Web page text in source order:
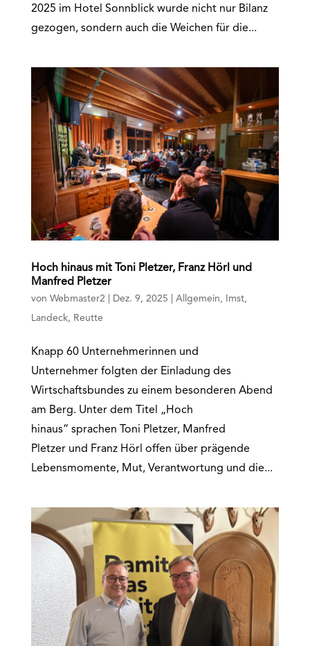
2025 im Hotel Sonnblick wurde nicht nur Bilanz
gezogen, sondern auch die Weichen für die...
Hoch hinaus mit Toni Pletzer, Franz Hörl und
Manfred Pletzer
von Webmaster2 Dez. 9, 2025 Allgemein, Imst,
Landeck, Reutte
Knapp 60 Unternehmerinnen und
Unternehmer folgten der Einladung des
Wirtschaftsbundes zu einem besonderen Abend
am Berg. Unter dem Titel „Hoch
hinaus“ sprachen Toni Pletzer, Manfred
Pletzer und Franz Hörl offen über prägende
Lebensmomente, Mut, Verantwortung und die...